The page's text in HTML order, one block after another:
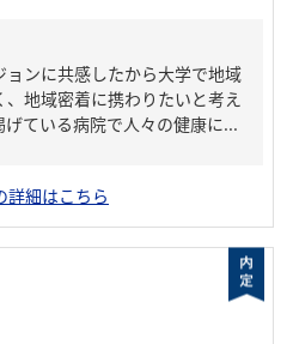
ンに共感したから大学で地域
地域密着に携わりたいと考え
ている病院で人々の健康に...
詳細はこちら